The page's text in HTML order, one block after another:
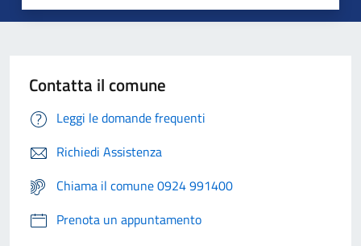
Contatta il comune
Leggi le domande frequenti
Richiedi Assistenza
Chiama il comune 0924 991400
Prenota un appuntamento